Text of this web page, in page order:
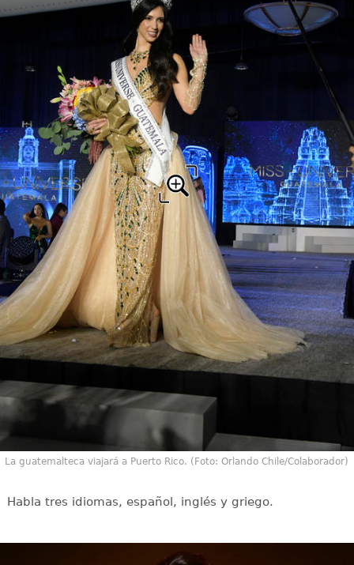
La guatemalteca viajará a Puerto Rico. (Foto: Orlando Chile/Colaborador)
Habla tres idiomas, español, inglés y griego.